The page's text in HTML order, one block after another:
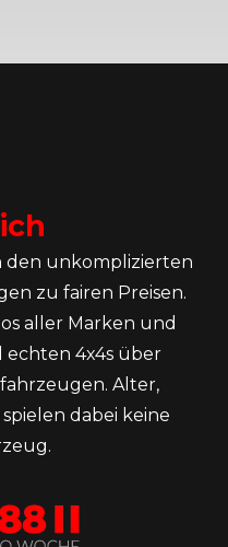
den unkomplizierten
zu fairen Preisen.
aller Marken und
echten 4x4s über
Alter,
dabei keine